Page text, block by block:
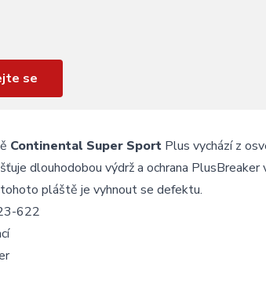
se
Continental Super Sport Plus vychází z
dlouhodobou výdrž a ochrana
pláště je vyhnout se defektu.
622